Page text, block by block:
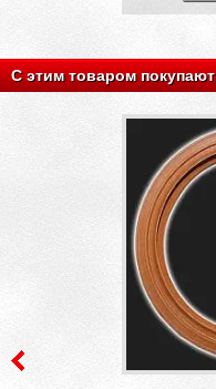
С этим товаром покупают